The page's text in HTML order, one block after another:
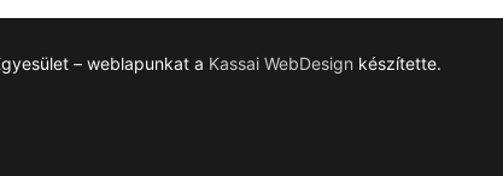
– weblapunkat a Kassai WebDesign készítette.